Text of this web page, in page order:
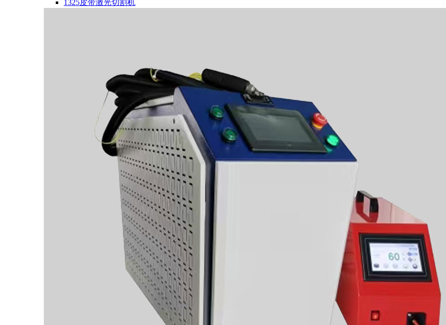
1325皮带激光切割机